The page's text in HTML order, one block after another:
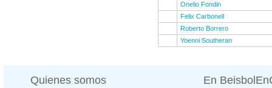
Onelio Fondin
Felix Carbonell
Roberto Borrero
Yoenni Southeran
Quienes somos En